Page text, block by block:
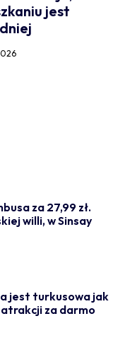
jest
za 27,99 zł.
willi, w Sinsay
jest turkusowa jak
za darmo